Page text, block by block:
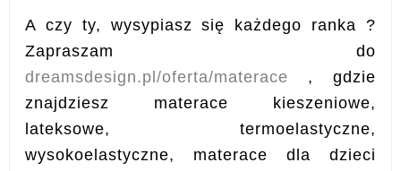
A czy ty, wysypiasz się każdego ranka ?
Zapraszam do
dreamsdesign.pl/oferta/materace , gdzie
znajdziesz materace kieszeniowe,
lateksowe, termoelastyczne,
wysokoelastyczne, materace dla dzieci